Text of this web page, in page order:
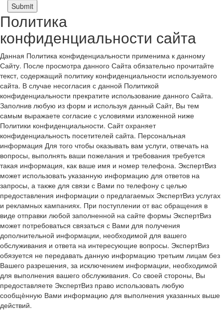
Submit
Политика
конфиденциальности сайта
Данная Политика конфиденциальности применима к данному
Сайту. После просмотра данного Сайта обязательно прочитайте
текст, содержащий политику конфиденциальности используемого
сайта. В случае несогласия с данной Политикой
конфиденциальности прекратите использование данного Сайта.
Заполнив любую из форм и используя данный Сайт, Вы тем
самым выражаете согласие с условиями изложенной ниже
Политики конфиденциальности. Сайт охраняет
конфиденциальность посетителей сайта. Персональная
информация Для того чтобы оказывать вам услуги, отвечать на
вопросы, выполнять ваши пожелания и требования требуется
такая информация, как ваше имя и номер телефона. ЭкспертВиз
может использовать указанную информацию для ответов на
запросы, а также для связи с Вами по телефону с целью
предоставления информации о предлагаемых ЭкспертВиз услугах
и рекламных кампаниях. При поступлении от вас обращения в
виде отправки любой заполненной на сайте формы ЭкспертВиз
может потребоваться связаться с Вами для получения
дополнительной информации, необходимой для вашего
обслуживания и ответа на интересующие вопросы. ЭкспертВиз
обязуется не передавать данную информацию третьим лицам без
Вашего разрешения, за исключением информации, необходимой
для выполнения вашего обслуживания. Со своей стороны, Вы
предоставляете ЭкспертВиз право использовать любую
сообщѐнную Вами информацию для выполнения указанных выше
действий.